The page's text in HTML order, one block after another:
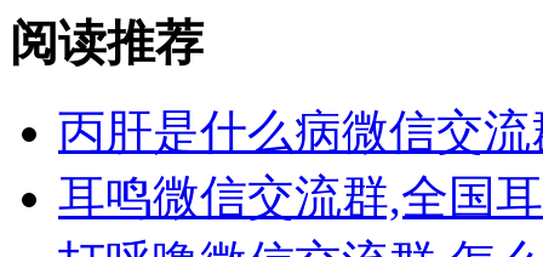
阅读推荐
丙肝是什么病微信交
耳鸣微信交流群,全国